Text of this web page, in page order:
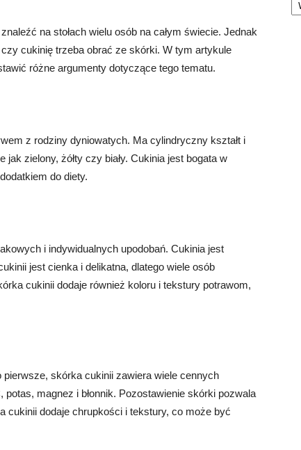
na stołach wielu osób na całym świecie. Jednak
cukinię trzeba obrać ze skórki. W tym artykule
różne argumenty dotyczące tego tematu.
z rodziny dyniowatych. Ma cylindryczny kształt i
zielony, żółty czy biały. Cukinia jest bogata w
do diety.
i indywidualnych upodobań. Cukinia jest
jest cienka i delikatna, dlatego wiele osób
cukinii dodaje również koloru i tekstury potrawom,
skórka cukinii zawiera wiele cennych
magnez i błonnik. Pozostawienie skórki pozwala
cukinii dodaje chrupkości i tekstury, co może być